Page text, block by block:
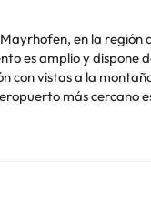
en la
alojamiento es para no
dispone de guardaesquíes.
de soltero o
peticiones